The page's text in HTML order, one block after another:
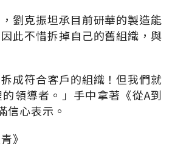
劉克振坦承目前研華的製造能
此不惜拆掉自己的舊組織，與
拆成符合客戶的組織！但我們就
領導者。」手中拿著《從A到
信心表示。
》